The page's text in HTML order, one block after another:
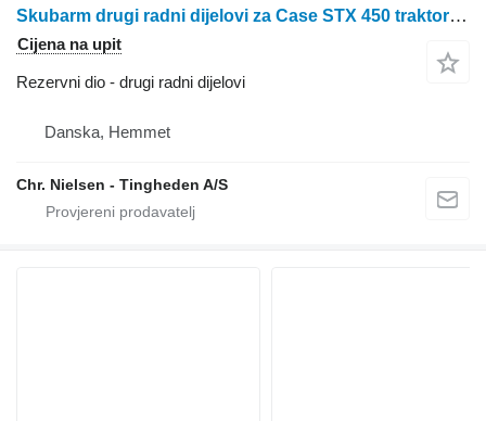
Skubarm drugi radni dijelovi za Case STX 450 traktora na kotačima
Cijena na upit
Rezervni dio - drugi radni dijelovi
Danska, Hemmet
Chr. Nielsen - Tingheden A/S